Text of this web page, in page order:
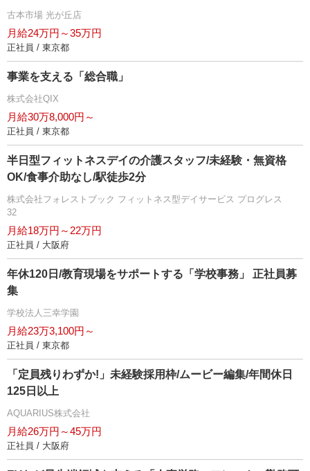
古本市場 光が丘店
月給24万円～35万円
正社員 / 東京都
事業を支える「総合職」
株式会社QIX
月給30万8,000円～
正社員 / 東京都
半日型フィットネスデイの介護スタッフ/未経験・無資格
OK/食事介助なし/駅徒歩2分
株式会社フォレストブック フィットネス型デイサービス プログレス
32
月給18万円～22万円
正社員 / 大阪府
年休120日/教育現場をサポートする「学校事務」 正社員募
集
学校法人三幸学園
月給23万3,100円～
正社員 / 東京都
「定員残りわずか!」未経験採用枠/ムービー編集/年間休日
125日以上
AQUARIUS株式会社
月給26万円～45万円
正社員 / 大阪府